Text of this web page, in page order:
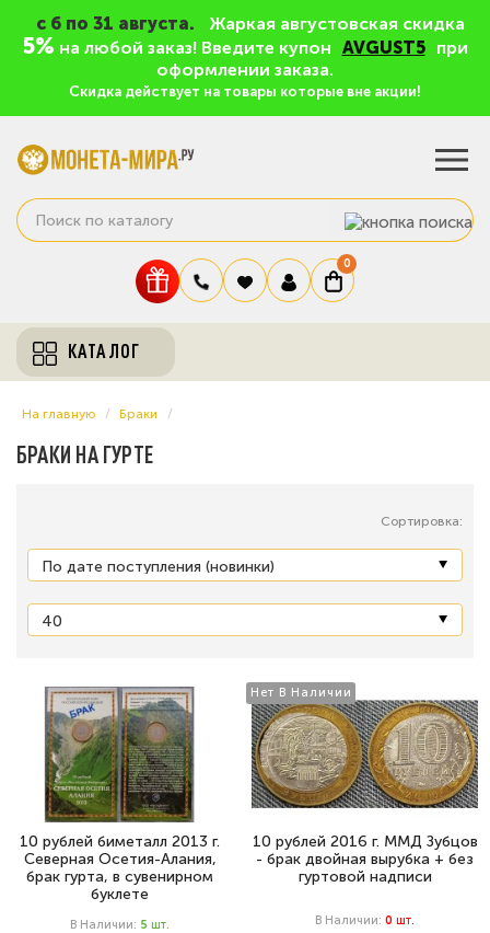
c 6 по 31 августа. Жаркая августовская скидка
5% на любой заказ! Введите купон AVGUST5
при
оформлении заказа.
Скидка действует на товары которые вне акции!
0
КАТАЛОГ
На главную Браки
БРАКИ НА ГУРТЕ
Сортировка:
10 рублей биметалл 2013 г.
Северная Осетия-Алания,
брак гурта, в сувенирном
буклете
В Наличии: 5 Шт.
Нет В Наличии
10 рублей 2016 г. ММД Зубцов
- брак двойная вырубка + без
гуртовой надписи
В Наличии: 0 Шт.